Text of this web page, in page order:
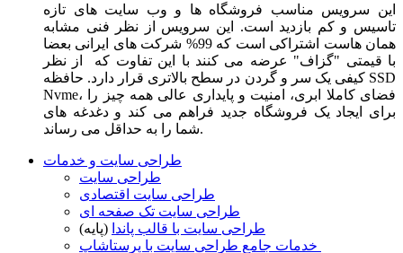
این سرویس مناسب فروشگاه ها و وب سایت های تازه
تاسیس و کم بازدید است. این سرویس از نظر فنی مشابه
همان هاست اشتراکی است که 99% شرکت های ایرانی بعضا
با قیمتی "گزاف" عرضه می کنند با این تفاوت که از نظر
کیفی یک سر و گردن در سطح بالاتری قرار دارد. حافظه SSD
Nvme، فضای کاملا ابری، امنیت و پایداری عالی همه چیز را
برای ایجاد یک فروشگاه جدید فراهم می کند و دغدغه های
شما را به حداقل می رساند.
طراحی سایت و خدمات
طراحی سایت
طراحی سایت اقتصادی
طراحی سایت تک صفحه ای
طراحی سایت با قالب پاندا (پایه)